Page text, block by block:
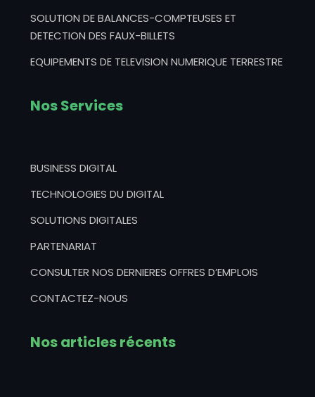
SOLUTION DE BALANCES-COMPTEUSES ET
DETECTION DES FAUX-BILLETS
EQUIPEMENTS DE TELEVISION NUMERIQUE TERRESTRE
Nos Services
BUSINESS DIGITAL
TECHNOLOGIES DU DIGITAL
SOLUTIONS DIGITALES
PARTENARIAT
CONSULTER NOS DERNIERES OFFRES D’EMPLOIS
CONTACTEZ-NOUS
Nos articles récents